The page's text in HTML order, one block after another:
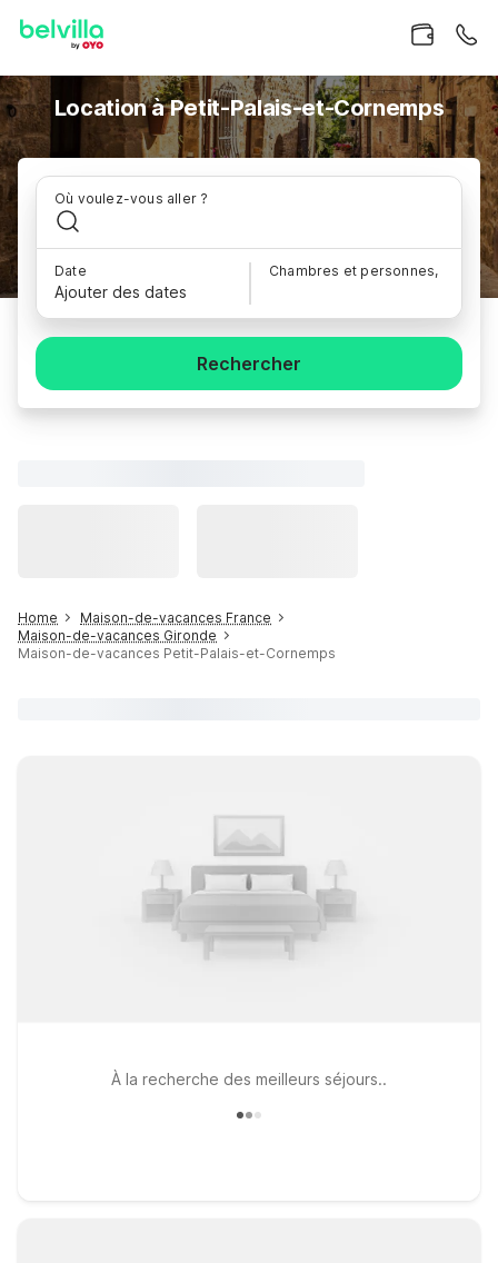
Location à Petit-Palais-et-Cornemps
Où voulez-vous aller ?
Date
Ajouter des dates
Chambres et personnes,
Rechercher
Home
Maison-de-vacances France
Maison-de-vacances Gironde
Maison-de-vacances Petit-Palais-et-Cornemps
À la recherche des meilleurs séjours..